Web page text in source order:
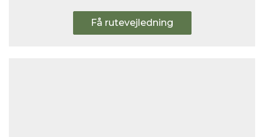
Få rutevejledning